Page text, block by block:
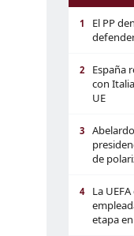
1
El PP
2
España
con
UE
3
de
4
La
etapa